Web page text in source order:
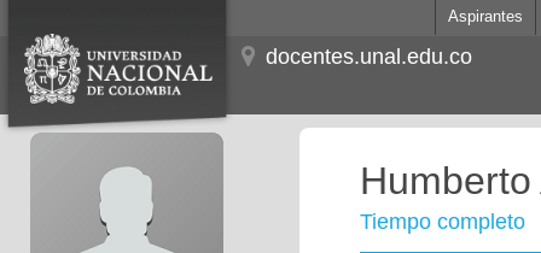
Aspirantes
docentes.unal.edu.co
Tiempo completo